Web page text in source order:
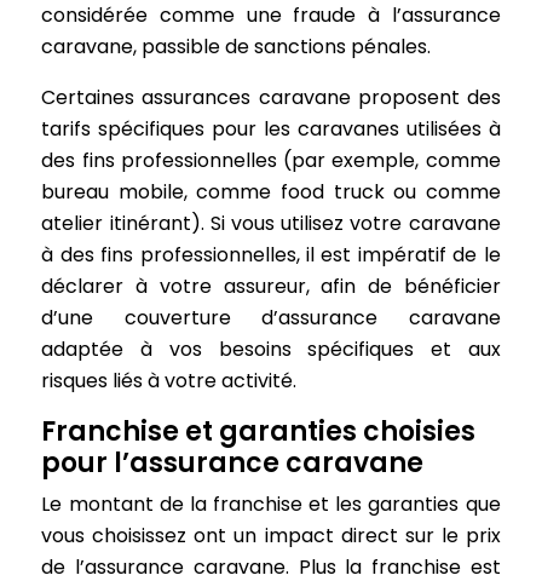
considérée comme une fraude à l’assurance
caravane, passible de sanctions pénales.
Certaines assurances caravane proposent des
tarifs spécifiques pour les caravanes utilisées à
des fins professionnelles (par exemple, comme
bureau mobile, comme food truck ou comme
atelier itinérant). Si vous utilisez votre caravane
à des fins professionnelles, il est impératif de le
déclarer à votre assureur, afin de bénéficier
d’une couverture d’assurance caravane
adaptée à vos besoins spécifiques et aux
risques liés à votre activité.
Franchise et garanties choisies
pour l’assurance caravane
Le montant de la franchise et les garanties que
vous choisissez ont un impact direct sur le prix
de l’assurance caravane. Plus la franchise est